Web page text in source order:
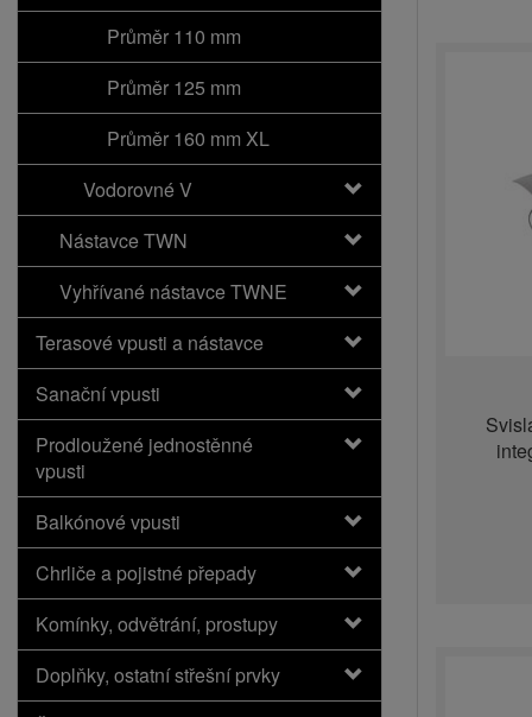
Průměr 110 mm
Průměr 125 mm
Průměr 160 mm XL
Vodorovné V
Nástavce TWN
Vyhřívané nástavce TWNE
Terasové vpusti a nástavce
Sanační vpusti
Prodloužené jednostěnné
vpusti
Balkónové vpusti
Chrliče a pojistné přepady
Komínky, odvětrání, prostupy
Doplňky, ostatní střešní prvky